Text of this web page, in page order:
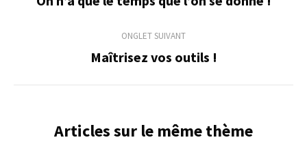
commentaireONGLET SUIVANT
Onglet
Maîtrisez vos outils !
Articles sur le même thème